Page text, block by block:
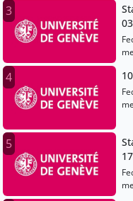
3
4
5